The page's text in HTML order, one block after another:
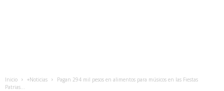
Inicio +Noticias
Pagan 294 mil pesos en alimentos para músicos en las Fiestas
Patrias...